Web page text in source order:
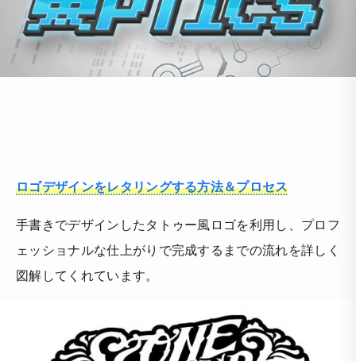
ロゴデザインをレタリングする方法＆プロセス
手書きでデザインしたタトゥー風ロゴを利用し、プロフ
ェッショナルな仕上がりで完成するまでの流れを詳しく
図解してくれています。